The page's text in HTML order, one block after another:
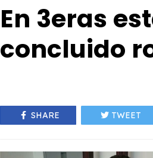
En 3eras
concluido
SHARE TWEET